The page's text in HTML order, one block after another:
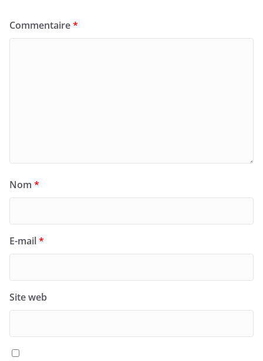
Commentaire*
Nom *
E-mail*
Site web